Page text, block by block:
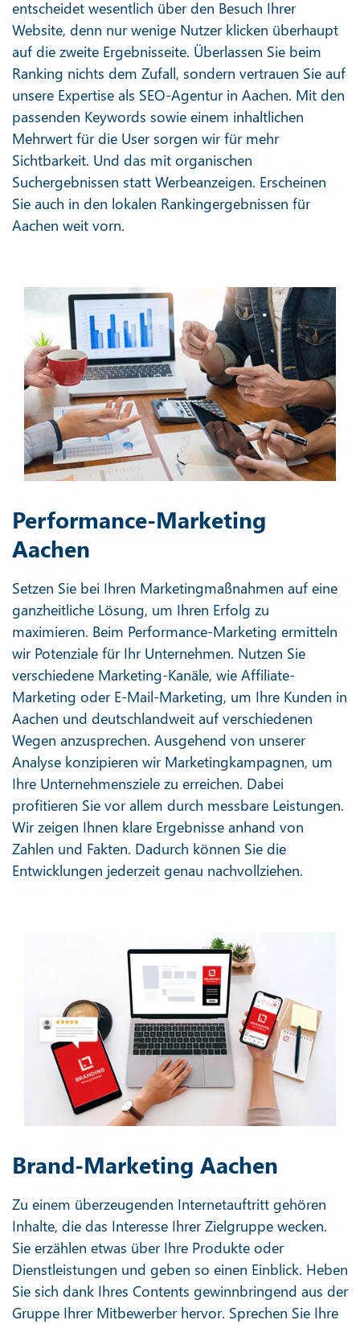
entscheidet wesentlich über den Besuch Ihrer
Website, denn nur wenige Nutzer klicken überhaupt
auf die zweite Ergebnisseite. Überlassen Sie beim
Ranking nichts dem Zufall, sondern vertrauen Sie auf
unsere Expertise als SEO-Agentur in Aachen. Mit den
passenden Keywords sowie einem inhaltlichen
Mehrwert für die User sorgen wir für mehr
Sichtbarkeit. Und das mit organischen
Suchergebnissen statt Werbeanzeigen. Erscheinen
Sie auch in den lokalen Rankingergebnissen für
Aachen weit vorn.
Performance-Marketing
Aachen
Setzen Sie bei Ihren Marketingmaßnahmen auf eine
ganzheitliche Lösung, um Ihren Erfolg zu
maximieren. Beim Performance-Marketing ermitteln
wir Potenziale für Ihr Unternehmen. Nutzen Sie
verschiedene Marketing-Kanäle, wie Affiliate-
Marketing oder E-Mail-Marketing, um Ihre Kunden in
Aachen und deutschlandweit auf verschiedenen
Wegen anzusprechen. Ausgehend von unserer
Analyse konzipieren wir Marketingkampagnen, um
Ihre Unternehmensziele zu erreichen. Dabei
profitieren Sie vor allem durch messbare Leistungen.
Wir zeigen Ihnen klare Ergebnisse anhand von
Zahlen und Fakten. Dadurch können Sie die
Entwicklungen jederzeit genau nachvollziehen.
Brand-Marketing Aachen
Zu einem überzeugenden Internetauftritt gehören
Inhalte, die das Interesse Ihrer Zielgruppe wecken.
Sie erzählen etwas über Ihre Produkte oder
Dienstleistungen und geben so einen Einblick. Heben
Sie sich dank Ihres Contents gewinnbringend aus der
Gruppe Ihrer Mitbewerber hervor. Sprechen Sie Ihre